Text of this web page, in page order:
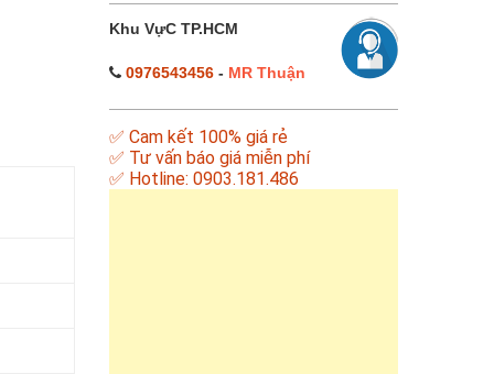
Khu VựC TP.HCM
0976543456- MR Thuận
✅ Cam kết 100% giá rẻ
✅ Tư vấn báo giá miễn phí
✅ Hotline: 0903.181.486